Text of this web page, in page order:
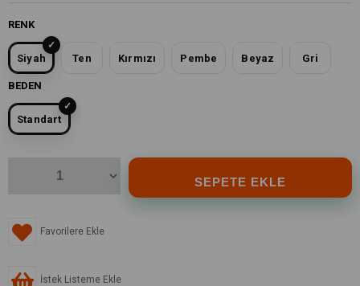
RENK
Siyah Ten Kırmızı Pembe Beyaz Gri
BEDEN
Standart
Favorilere Ekle
İstek Listeme Ekle